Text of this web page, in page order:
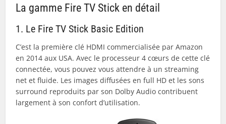
La gamme Fire TV Stick en détail
1. Le Fire TV Stick Basic Edition
C’est la première clé HDMI commercialisée par Amazon
en 2014 aux USA. Avec le processeur 4 cœurs de cette clé
connectée, vous pouvez vous attendre à un streaming
net et fluide. Les images diffusées en full HD et les sons
surround reproduits par son Dolby Audio contribuent
largement à son confort d’utilisation.